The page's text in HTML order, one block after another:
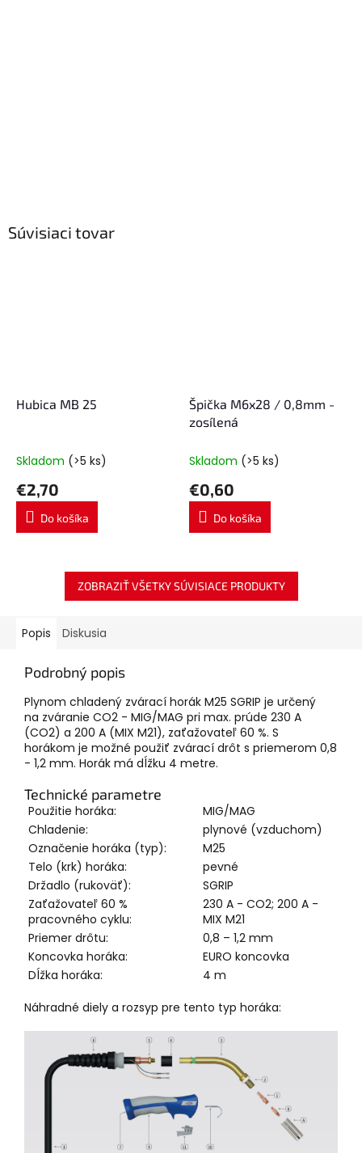
Súvisiaci tovar
Hubica MB 25
Skladom (>5 ks)
€2,70
Do košíka
Špička M6x28 / 0,8mm -
zosílená
Skladom (>5 ks)
€0,60
Do košíka
ZOBRAZIŤ VŠETKY SÚVISIACE PRODUKTY
Popis Diskusia
Podrobný popis
Plynom chladený zvárací horák M25 SGRIP je určený
na zváranie CO2 - MIG/MAG pri max. prúde 230 A
(CO2) a 200 A (MIX M21), zaťažovateľ 60 %. S
horákom je možné použiť zvárací drôt s priemerom 0,8
- 1,2 mm. Horák má dĺžku 4 metre.
Technické parametre
Použitie horáka:
MIG/MAG
Chladenie:
plynové (vzduchom)
Označenie horáka (typ):
M25
Telo (krk) horáka:
pevné
Držadlo (rukoväť):
SGRIP
Zaťažovateľ 60 %
pracovného cyklu:
230 A - CO2; 200 A -
MIX M21
Priemer drôtu:
0,8 – 1,2 mm
Koncovka horáka:
EURO koncovka
Dĺžka horáka:
4 m
Náhradné diely a rozsyp pre tento typ horáka: